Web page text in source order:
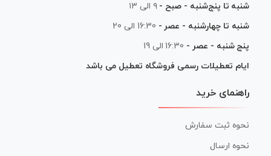
شنبه تا پنج‌شنبه - صبح - ۹ الی ۱۳
شنبه تا چهارشنبه - عصر - 16:30 الی 20
پنج شنبه - عصر - 16:30 الی 19
ایام تعطیلات رسمی فروشگاه تعطیل می باشد
راهنمای خرید
نحوه ثبت سفارش
نحوه ارسال